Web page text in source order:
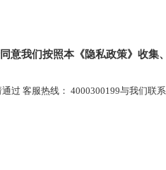
意我们按照本《隐私政策》收集
过 客服热线： 4000300199与我们联系